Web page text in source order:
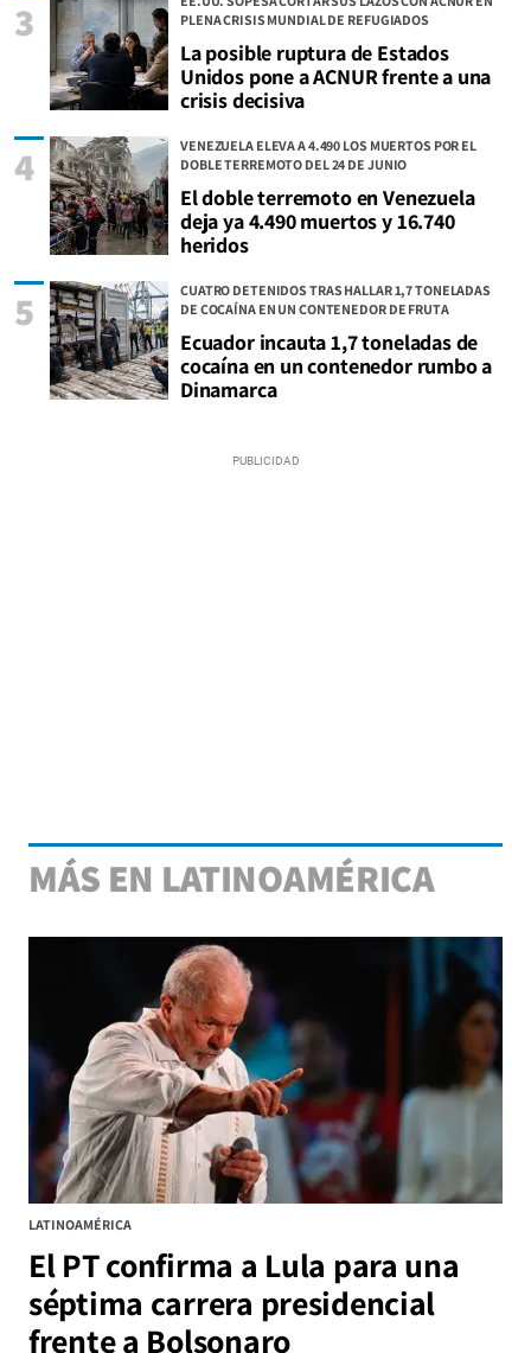
PLENA CRISIS MUNDIAL DE REFUGIADOS
La posible ruptura de Estados
Unidos pone a ACNUR frente a una
crisis decisiva
3
VENEZUELA ELEVA A 4.490 LOS MUERTOS POR EL
DOBLE TERREMOTO DEL 24 DE JUNIO
El doble terremoto en Venezuela
deja ya 4.490 muertos y 16.740
heridos
4
CUATRO DETENIDOS TRAS HALLAR 1,7 TONELADAS
DE COCAÍNA EN UN CONTENEDOR DE FRUTA
Ecuador incauta 1,7 toneladas de
cocaína en un contenedor rumbo a
Dinamarca
5
MÁS EN LATINOAMÉRICA
LATINOAMÉRICA
El PT confirma a Lula para una
séptima carrera presidencial
frente a Bolsonaro